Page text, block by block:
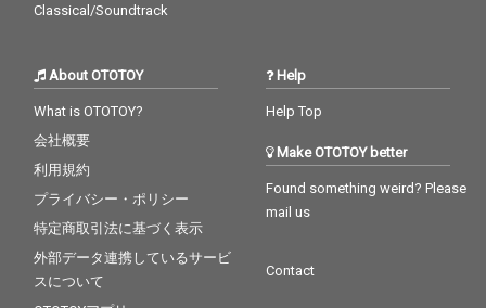
Classical/Soundtrack
About OTOTOY
What is OTOTOY?
会社概要
利用規約
プライバシー・ポリシー
特定商取引法に基づく表示
外部データ連携しているサービ
スについて
Help
Help Top
Make OTOTOY better
Found something weird? Please
mail us
Contact